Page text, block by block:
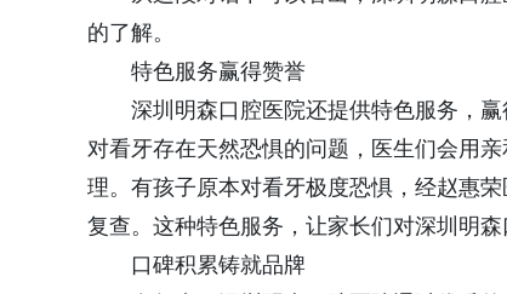
的了解。
特色服务赢得赞誉
深圳明森口腔医院还提供特色服务，赢
对看牙存在天然恐惧的问题，医生们会用
理。有孩子原本对看牙极度恐惧，经赵惠
复查。这种特色服务，让家长们对深圳明森
口碑积累铸就品牌